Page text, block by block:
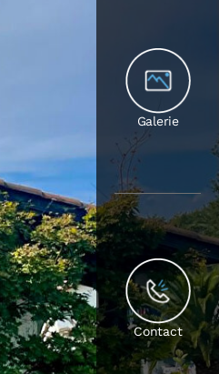
Galerie
Contact